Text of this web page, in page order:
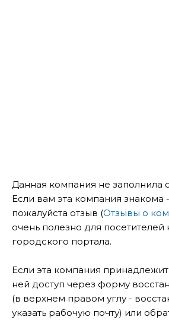
Данная компания не заполнила
Если вам эта компания знакома -
пожалуйста отзыв (Отзывы о
очень полезно для посетителей
городского портала.
Если эта компания
ней доступ через форму
(в верхнем правом углу -
указать рабочую почту) или